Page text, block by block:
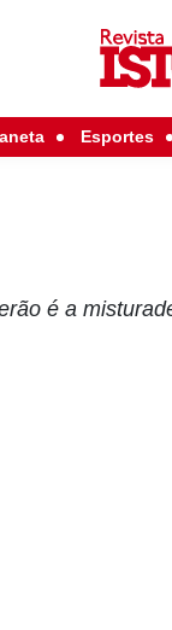
Esportes
é a